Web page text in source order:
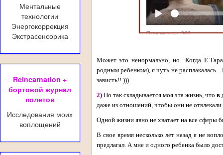
Ментальные
технологии
Энергокоррекция
Экстрасенсорика
Reincarnation +
бортовой журнал
полетов
Исследования моих
воплощений
Может это ненормально, но.. Когда
родным ребенком), я чуть не
зависть!! )))
2)Но так складывается моя эта жизнь, что в
даже из отношений, чтобы они не
Одной жизни явно не хватает на все сферы
В свое время несколько лет назад я не
предлагал. А мне и одного ребенка было